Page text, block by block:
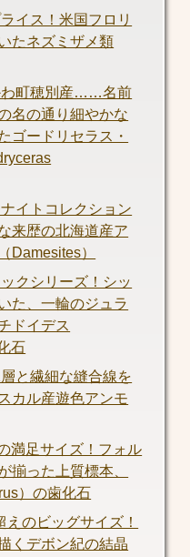
イス！米国フロリ
たネズミザメ類
わ町穂別産……名前
名の通り細やかな
ゴードリセラス・
イトコレクション
来歴の北海道産ア
Damesites）
クシリーズ！シッ
た、一輪のジュラ
ドイデス
石
と繊細な縫合線を
カル産遊色アンモ
満足サイズ！フォル
揃った上質標本、
）の歯化石
のビッグサイズ！
くデボン紀の結晶